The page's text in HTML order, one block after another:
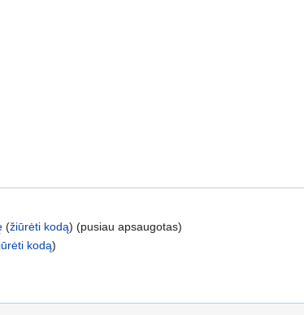
(žiūrėti kodą) (pusiau apsaugotas)
kodą)